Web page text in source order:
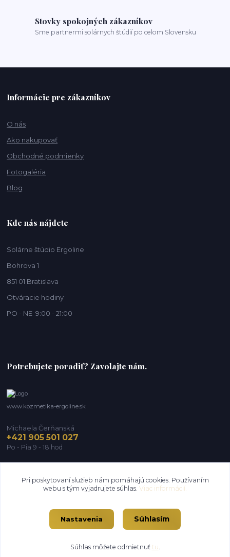
Stovky spokojných zákazníkov
Sme partnermi solárnych štúdií po celom Slovensku
Informácie pre zákazníkov
O nás
Ako nakupovať
Obchodné podmienky
Fotogaléria
Blog
Kde nás nájdete
Solárne štúdio Ergoline
Bohrova 1
851 01 Bratislava
Otváracie hodiny
PO - NE 9:00 - 21:00
Potrebujete poradiť? Zavolajte nám.
www.kozmetika-ergoline.sk
Michaela Čerňanská
+421 905 501 027
Po - Pia 9 - 18 hod
Vytvorené na Eshop-rychlo.sk
Pri poskytovaní služieb nám pomáhajú cookies. Používaním
webu s tým vyjadrujete súhlas. Viac informácií.
Nastavenia Súhlasím
Súhlas môžete odmietnuť tu